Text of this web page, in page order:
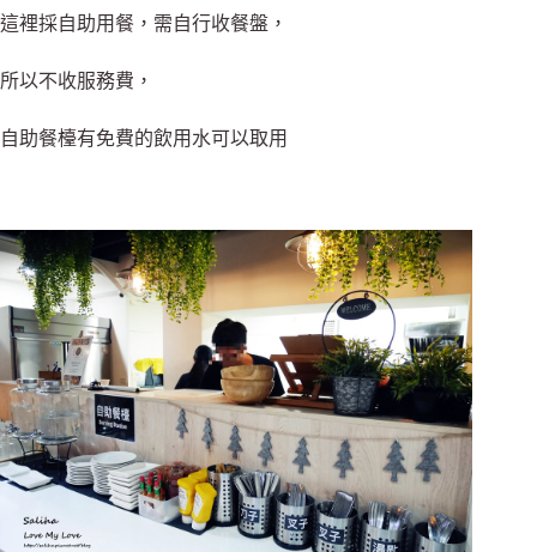
這裡採自助用餐，需自行收餐盤，
所以不收服務費，
自助餐檯有免費的飲用水可以取用